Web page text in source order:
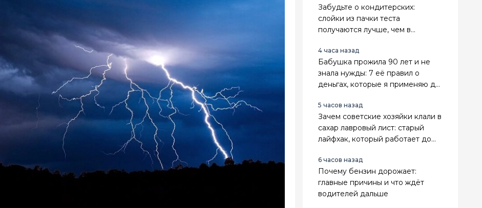
Забудьте о кондитерских:
слойки из пачки теста
получаются лучше, чем в
4 часа назад
Бабушка прожила 90 лет и не
знала нужды: 7 её правил о
деньгах, которые я применяю до
5 часов назад
Зачем советские хозяйки клали в
сахар лавровый лист: старый
лайфхак, который работает до
6 часов назад
Почему бензин дорожает:
главные причины и что ждёт
водителей дальше